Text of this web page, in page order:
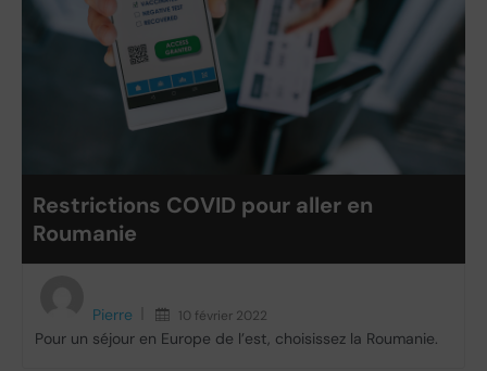
Restrictions COVID pour aller en
Roumanie
Pierre 10 février 2022
Pour un séjour en Europe de l’est, choisissez la Roumanie.